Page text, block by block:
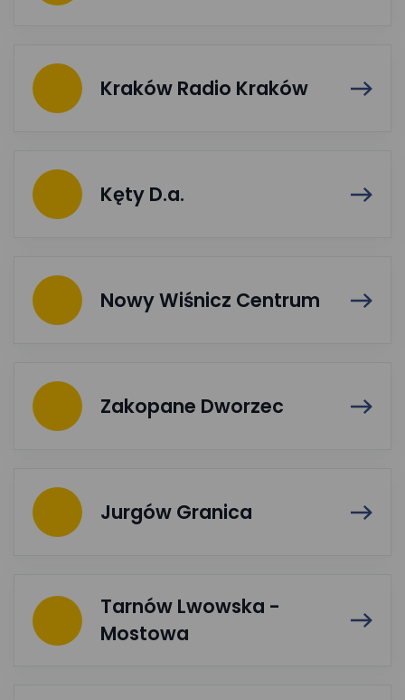
Kraków Radio Kraków
Kęty D.a.
Nowy Wiśnicz Centrum
Zakopane Dworzec
Jurgów Granica
Tarnów Lwowska -
Mostowa